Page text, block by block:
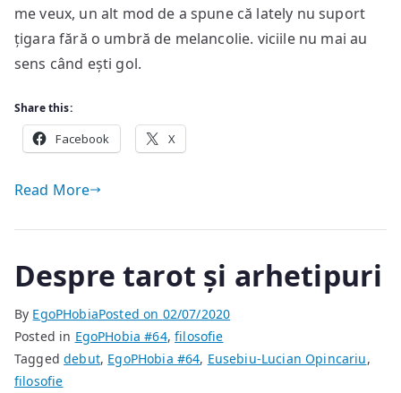
Grande
Rieux
me veux, un alt mod de a spune că lately nu suport
țigara fără o umbră de melancolie. viciile nu mai au
sens când ești gol.
Share this:
Facebook X
Read More
Despre tarot și arhetipuri
By EgoPHobiaPosted on 02/07/2020
Posted in EgoPHobia #64,filosofie
Taggeddebut, EgoPHobia #64, Eusebiu-Lucian Opincariu,
filosofie